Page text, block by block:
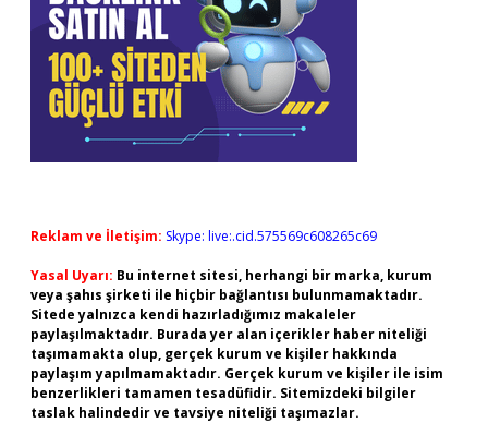
Reklam ve İletişim: Skype: live:.cid.575569c608265c69
Yasal Uyarı: Bu internet sitesi, herhangi bir marka, kurum
veya şahıs şirketi ile hiçbir bağlantısı bulunmamaktadır.
Sitede yalnızca kendi hazırladığımız makaleler
paylaşılmaktadır. Burada yer alan içerikler haber niteliği
taşımamakta olup, gerçek kurum ve kişiler hakkında
paylaşım yapılmamaktadır. Gerçek kurum ve kişiler ile isim
benzerlikleri tamamen tesadüfidir. Sitemizdeki bilgiler
taslak halindedir ve tavsiye niteliği taşımazlar.